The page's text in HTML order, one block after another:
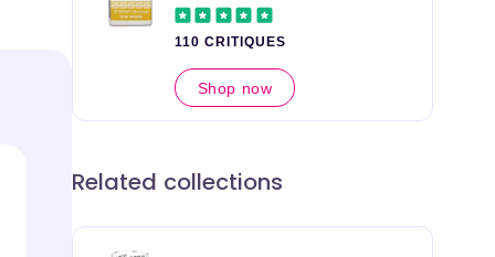
110 CRITIQUES
Shop now
Related collections